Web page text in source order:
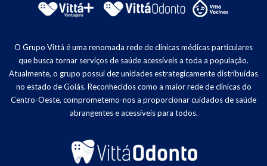
O Grupo Vittá é uma renomada rede de clínicas médicas particulares
que busca tornar serviços de saúde acessíveis a toda a população.
Atualmente, o grupo possui dez unidades estrategicamente distribuídas
no estado de Goiás. Reconhecidos como a maior rede de clínicas do
Centro-Oeste, comprometemo-nos a proporcionar cuidados de saúde
abrangentes e acessíveis para todos.